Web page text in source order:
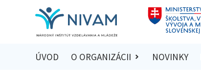
ÚVOD O ORGANIZÁCII NOVINKY